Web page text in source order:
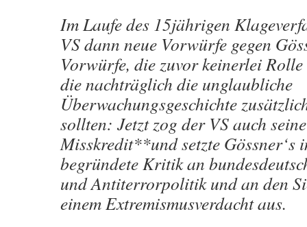
Im Laufe des 15jährigen
VS dann neue Vorwürfe gegen
Vorwürfe, die zuvor keinerlei
die nachträglich die unglaubliche
Überwachungsgeschichte
sollten: Jetzt zog der VS auch
Misskredit**und setzte Gössner‘s
begründete Kritik an
und Antiterrorpolitik und an den
einem Extremismusverdacht aus.